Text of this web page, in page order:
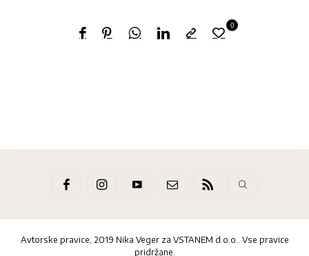
0
Avtorske pravice; 2019 Nika Veger za VSTANEM d.o.o.. Vse pravice
pridržane.